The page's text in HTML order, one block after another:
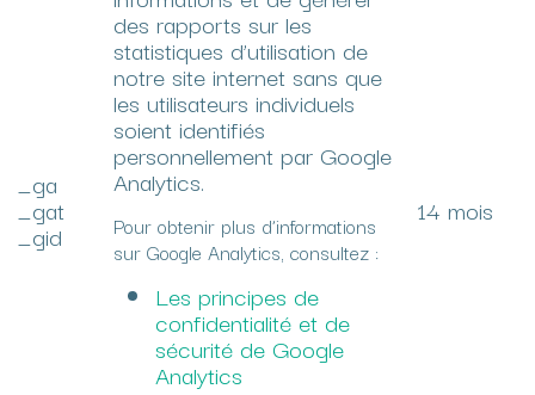
_ga
_gat
_gid
des rapports sur les
statistiques d’utilisation de
notre site internet sans que
les utilisateurs individuels
soient identifiés
personnellement par Google
Analytics.
Pour obtenir plus d’informations
sur Google Analytics, consultez :
Les principes de
confidentialité et de
sécurité de Google
Analytics
14 mois